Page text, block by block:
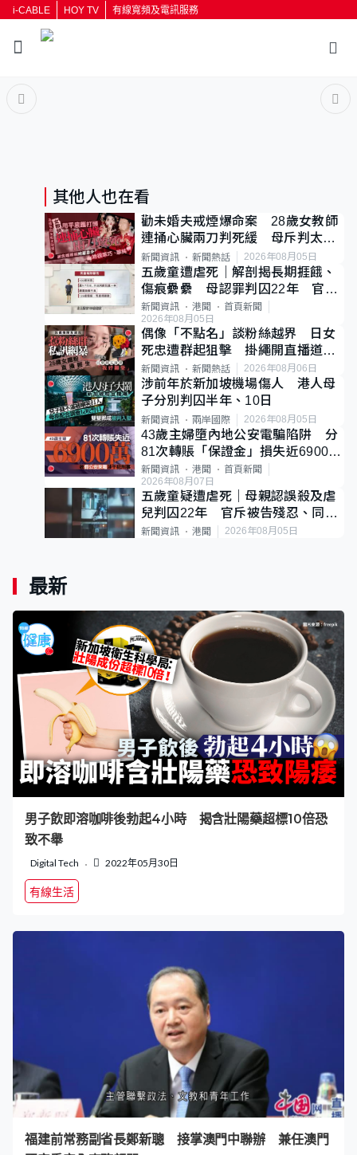
i-CABLE HOY TV 有線寬頻及電訊服務
其他人也在看
勸未婚夫戒煙爆命案 28歲女教師
連捅心臟兩刀判死緩 母斥判太重
已上訴
新聞資訊 新聞熱話 2026年08月05日
五歲童遭虐死｜解剖揭長期捱餓、
傷痕纍纍 母認罪判囚22年 官斥
冷血：同類案最惡劣
新聞資訊 港聞
首頁新聞
2026年08月05日
偶像「不點名」談粉絲越界 日女
死忠遭群起狙擊 掛繩開直播道歉
後輕生
新聞資訊 新聞熱話 2026年08月06日
涉前年於新加坡機場傷人 港人母
子分別判囚半年、10日
新聞資訊 兩岸國際 2026年08月05日
43歲主婦墮內地公安電騙陷阱 分
81次轉賬「保證金」損失近6900萬
元
新聞資訊 港聞
首頁新聞
2026年08月07日
五歲童疑遭虐死｜母親認誤殺及虐
兒判囚22年 官斥被告殘忍、同類
案最惡劣
新聞資訊 港聞 2026年08月05日
最新
男子飲即溶咖啡後勃起4小時 揭含壯陽藥超標10倍恐
致不舉
Digital Tech 2022年05月30日
有線生活
福建前常務副省長鄭新聰 接掌澳門中聯辦 兼任澳門